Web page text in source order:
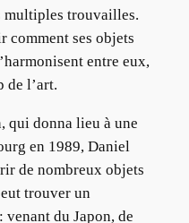
multiples trouvailles.
comment ses objets
entre eux,
de l’art.
qui donna lieu à une
en 1989, Daniel
de nombreux objets
trouver un
du Japon, de